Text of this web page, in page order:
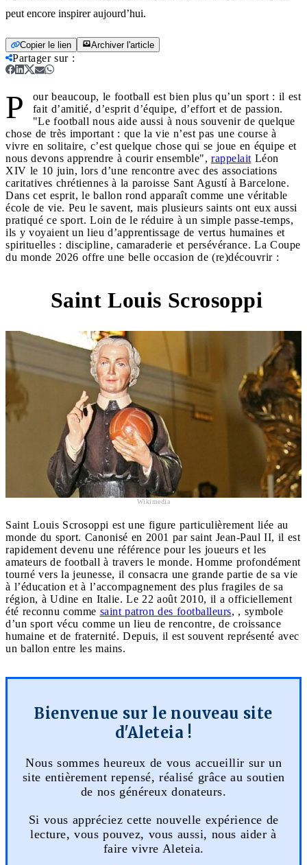
peut encore inspirer aujourd’hui.
Copier le lien Archiver l'article
Partager sur:
P
our beaucoup, le football est bien plus qu’un sport : il est
fait d’amitié, d’esprit d’équipe, d’effort et de passion.
"Le football nous aide aussi à nous souvenir de quelque
chose de très important : que la vie n’est pas une course à
vivre en solitaire, c’est quelque chose qui se joue en équipe et
nous devons apprendre à courir ensemble", rappelait Léon
XIV le 10 juin, lors d’une rencontre avec des associations
caritatives chrétiennes à la paroisse Sant Agustí à Barcelone.
Dans cet esprit, le ballon rond apparaît comme une véritable
école de vie. Peu le savent, mais plusieurs saints ont eux aussi
pratiqué ce sport. Loin de le réduire à un simple passe-temps,
ils y voyaient un lieu d’apprentissage de vertus humaines et
spirituelles : discipline, camaraderie et persévérance. La Coupe
du monde 2026 offre une belle occasion de (re)découvrir :
Saint Louis Scrosoppi
Wikimedia
Saint Louis Scrosoppi est une figure particulièrement liée au
monde du sport. Canonisé en 2001 par saint Jean-Paul II, il est
rapidement devenu une référence pour les joueurs et les
amateurs de football à travers le monde. Homme profondément
tourné vers la jeunesse, il consacra une grande partie de sa vie
à l’éducation et à l’accompagnement des plus fragiles de sa
région, à Udine en Italie. Le 22 août 2010, il a officiellement
été reconnu comme saint patron des footballeurs, , symbole
d’un sport vécu comme un lieu de rencontre, de croissance
humaine et de fraternité. Depuis, il est souvent représenté avec
un ballon entre les mains.
Bienvenue sur le nouveau site
d'Aleteia !
Nous sommes heureux de vous accueillir sur un
site entièrement repensé, réalisé grâce au soutien
de nos généreux donateurs.
Si vous appréciez cette nouvelle expérience de
lecture, vous pouvez, vous aussi, nous aider à
faire vivre Aleteia.